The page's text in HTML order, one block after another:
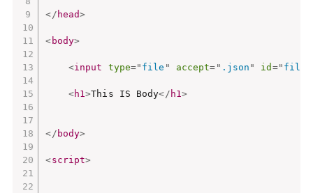
</ head>
< body>
<input type=" file " accept= " .json " id ="
<h1>This IS Body</ h1 >
</ body>
<script>